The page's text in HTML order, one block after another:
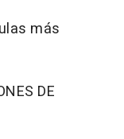
más
DE